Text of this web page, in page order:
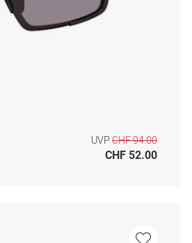
UVP CHF 94.00
CHF 52.00